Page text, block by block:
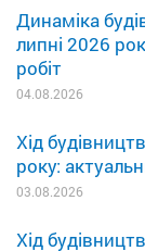
Динаміка
липні 2026
робіт
04.08.2026
Хід
року:
03.08.2026
Хід